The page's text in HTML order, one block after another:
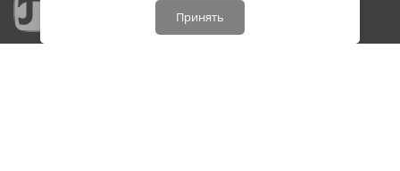
Принять